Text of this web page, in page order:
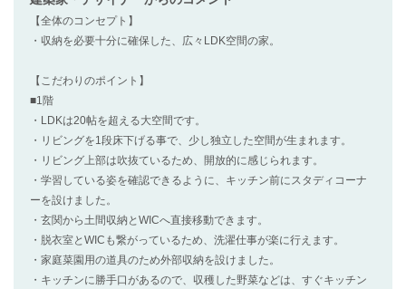
【全体のコンセプト】
・収納を必要十分に確保した、広々LDK空間の家。
【こだわりのポイント】
■1階
・LDKは20帖を超える大空間です。
・リビングを1段床下げる事で、少し独立した空間が生まれます。
・リビング上部は吹抜ているため、開放的に感じられます。
・学習している姿を確認できるように、キッチン前にスタディコーナ
ーを設けました。
・玄関から土間収納とWICへ直接移動できます。
・脱衣室とWICも繋がっているため、洗濯仕事が楽に行えます。
・家庭菜園用の道具のため外部収納を設けました。
・キッチンに勝手口があるので、収穫した野菜などは、すぐキッチン